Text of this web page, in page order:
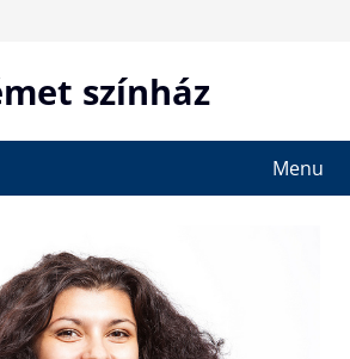
színház
Menu